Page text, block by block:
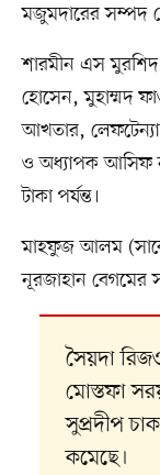
মজুমদারের সম্পদ
শারমীন এস
হোসেন, মুহাম্মদ
আখতার,
ও অধ্যাপক আসিফ
টাকা পর্যন্ত।
মাহফুজ আলম
নূরজাহান বেগমের
সৈয়দা
মোস্তফা
সুপ্রদীপ
কমেছে।